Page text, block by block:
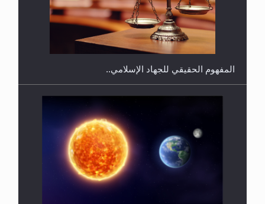
المحجبات؟
المفهوم الحقيقي للجهاد الإسلامي..